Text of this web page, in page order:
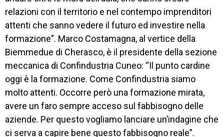
ACCREDITAMENTO
EXTRA
CONTATTI
relazioni con il territorio e nel contempo imprenditori
attenti che sanno vedere il futuro ed investire nella
formazione”. Marco Costamagna, al vertice della
Biemmedue di Cherasco, è il presidente della sezione
meccanica di Confindustria Cuneo: “Il punto cardine
oggi è la formazione. Come Confindustria siamo
molto attenti. Occorre però una formazione mirata,
avere un faro sempre acceso sul fabbisogno delle
aziende. Per questo vogliamo lanciare un’indagine che
ci serva a capire bene questo fabbisogno reale”.